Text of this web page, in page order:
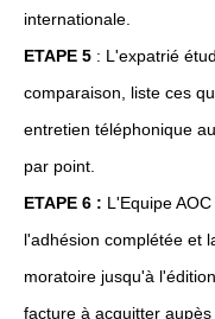
internationale.
ETAPE 5 : L'expatrié
comparaison, liste ces
entretien téléphonique
par point.
ETAPE 6 : L'Equipe
l'adhésion complétée et
moratoire jusqu'à
facture à acquitter